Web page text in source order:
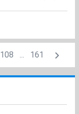
108 ... 161